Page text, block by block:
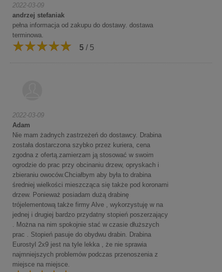
2022-03-09
andrzej stefaniak
pełna informacja od zakupu do dostawy. dostawa
terminowa.
5 / 5
2022-03-09
Adam
Nie mam żadnych zastrzeżeń do dostawcy. Drabina
została dostarczona szybko przez kuriera, cena
zgodna z ofertą.zamierzam ją stosować w swoim
ogrodzie do prac przy obcinaniu drzew, opryskach i
zbieraniu owoców.Chciałbym aby była to drabina
średniej wielkości mieszcząca się także pod koronami
drzew. Ponieważ posiadam dużą drabinę
trójelementową także firmy Alve , wykorzystuję w na
jednej i drugiej bardzo przydatny stopień poszerzający
. Można na nim spokojnie stać w czasie dłuższych
prac . Stopień pasuje do obydwu drabin. Drabina
Eurostyl 2x9 jest na tyle lekka , że nie sprawia
najmniejszych problemów podczas przenoszenia z
miejsce na miejsce.